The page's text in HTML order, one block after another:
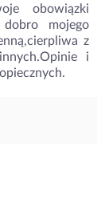
obowiązki
mojego
z
i